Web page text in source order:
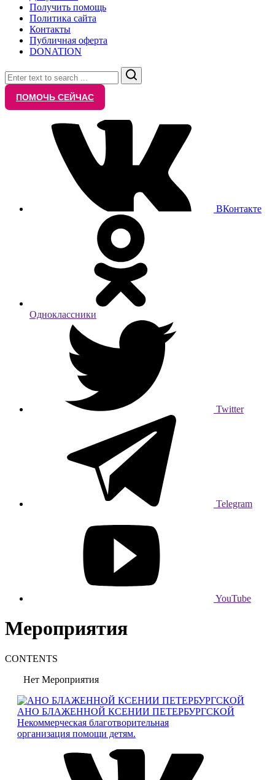
Получить помощь
Политика сайта
Контакты
Публичная оферта
DONATION
Search
ПОМОЧЬ СЕЙЧАС
ВКонтакте
Одноклассники
Twitter
Telegram
YouTube
Мероприятия
CONTENTS
Нет Мероприятия
АНО БЛАЖЕННОЙ КСЕНИИ ПЕТЕРБУРГСКОЙ
Некоммерческая благотворительная
организация помощи детям.